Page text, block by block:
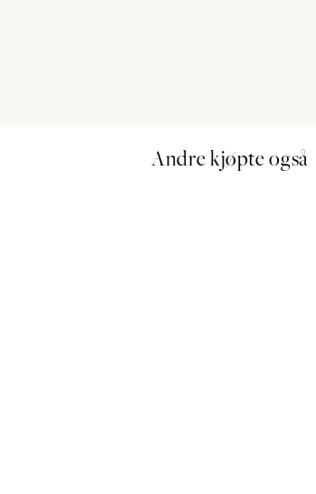
Andre kjøpte også